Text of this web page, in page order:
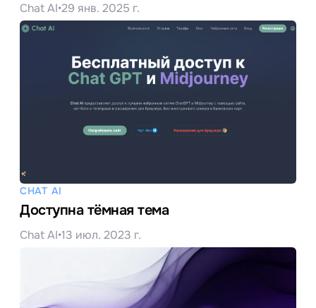
Chat AI•29 янв. 2025 г.
CHAT AI
Доступна тёмная тема
Chat AI•13 июл. 2023 г.